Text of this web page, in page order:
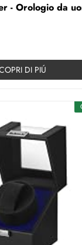
- Orologio da
DI PIÚ